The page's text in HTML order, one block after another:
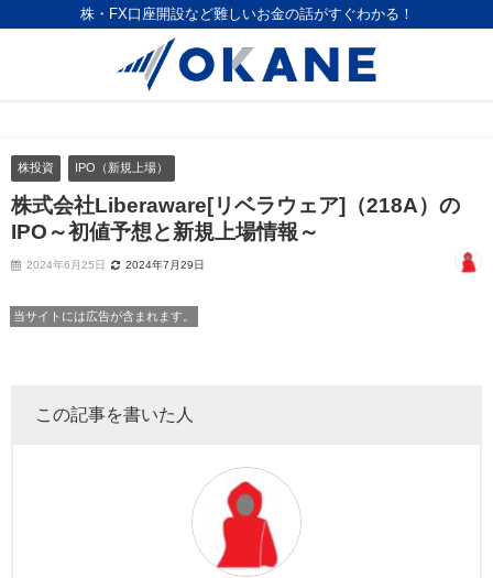
株・FX口座開設など難しいお金の話がすぐわかる！
株投資 IPO（新規上場）
株式会社Liberaware[リベラウェア]（218A）の
IPO～初値予想と新規上場情報～
2024年6月25日 2024年7月29日
当サイトには広告が含まれます。
この記事を書いた人